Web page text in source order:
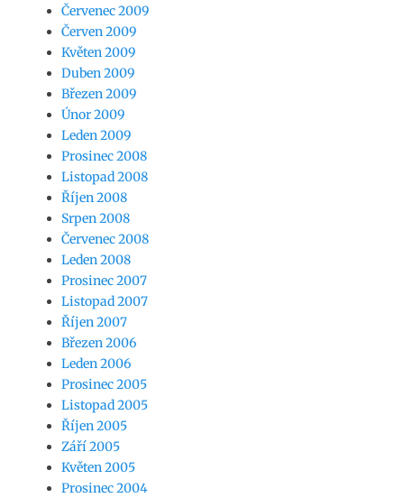
Červenec 2009
Červen 2009
Květen 2009
Duben 2009
Březen 2009
Únor 2009
Leden 2009
Prosinec 2008
Listopad 2008
Říjen 2008
Srpen 2008
Červenec 2008
Leden 2008
Prosinec 2007
Listopad 2007
Říjen 2007
Březen 2006
Leden 2006
Prosinec 2005
Listopad 2005
Říjen 2005
Září 2005
Květen 2005
Prosinec 2004